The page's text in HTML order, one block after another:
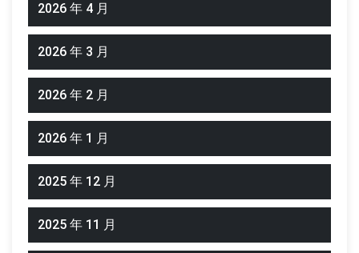
2026 年 4 月
2026 年 3 月
2026 年 2 月
2026 年 1 月
2025 年 12 月
2025 年 11 月